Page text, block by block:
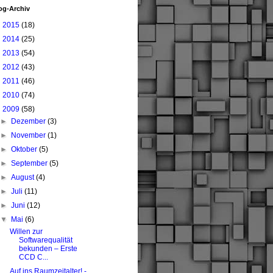
Archiv
2015 (18)
2014 (25)
2013 (54)
2012 (43)
2011 (46)
2010 (74)
2009 (58)
►
Dezember(3)
►
November(1)
►Oktober(5)
►September(5)
►August(4)
►Juli(11)
►Juni(12)
▼
Mai(6)
Willen zur
Softwarequalität
bekunden – Erste
CCD C...
Auf ins Raumzeitalter! -